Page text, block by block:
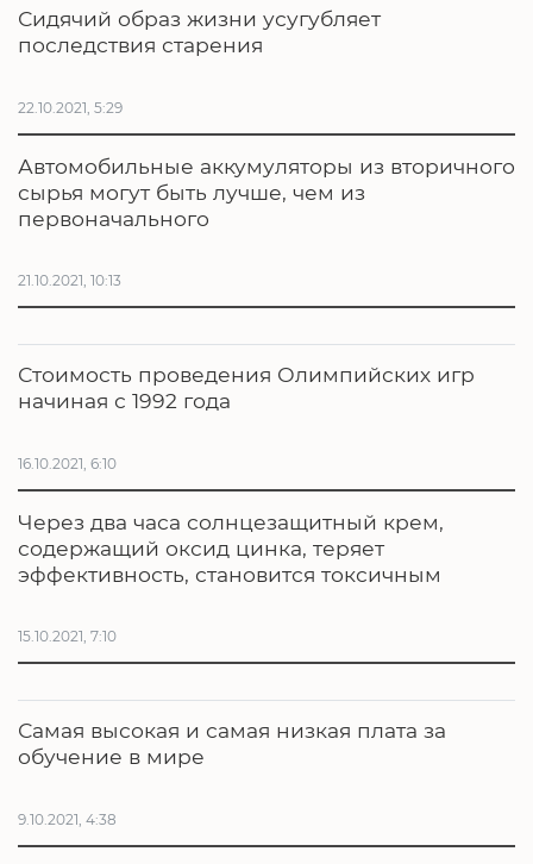
Сидячий образ жизни усугубляет
последствия старения
22.10.2021, 5:29
Автомобильные аккумуляторы из вторичного
сырья могут быть лучше, чем из
первоначального
21.10.2021, 10:13
Стоимость проведения Олимпийских игр
начиная с 1992 года
16.10.2021, 6:10
Через два часа солнцезащитный крем,
содержащий оксид цинка, теряет
эффективность, становится токсичным
15.10.2021, 7:10
Самая высокая и самая низкая плата за
обучение в мире
9.10.2021, 4:38